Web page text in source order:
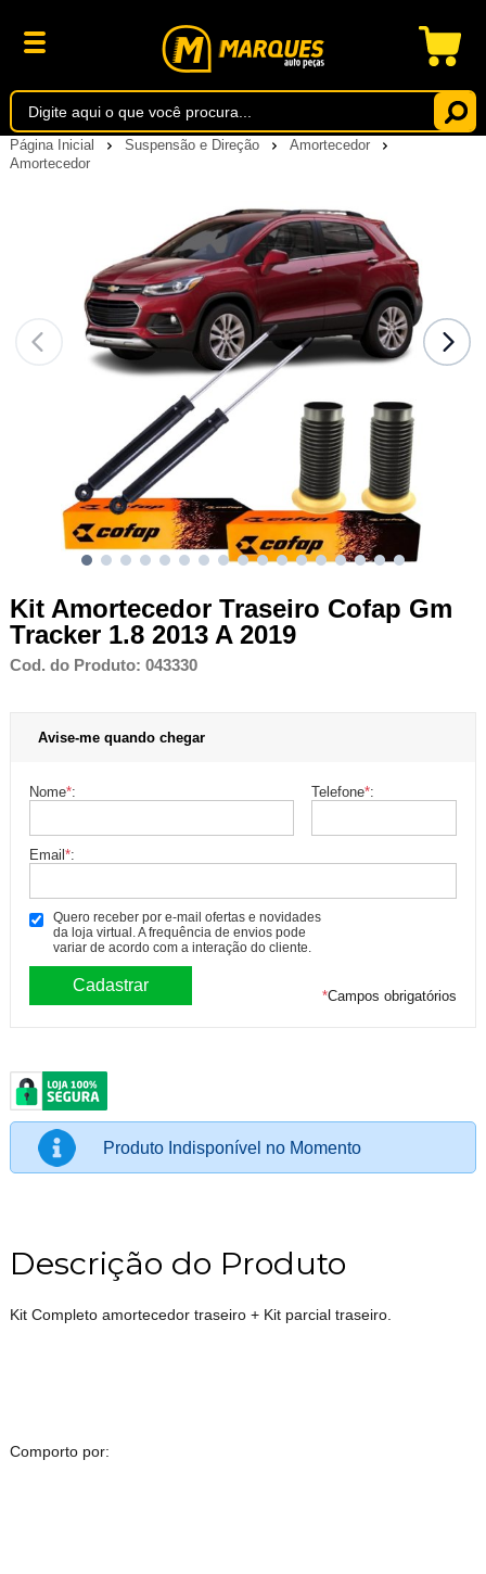
Página Inicial Suspensão e Direção
Amortecedor
Amortecedor
Kit Amortecedor Traseiro Cofap Gm
Tracker 1.8 2013 A 2019
Cod. do Produto: 043330
Avise-me quando chegar
Nome*: Telefone*:
Email*:
Quero receber por e-mail ofertas e novidades
da loja virtual. A frequência de envios pode
variar de acordo com a interação do cliente.
*Campos obrigatórios
Produto Indisponível no Momento
Descrição do Produto
Kit Completo amortecedor traseiro + Kit parcial traseiro.
Comporto por: